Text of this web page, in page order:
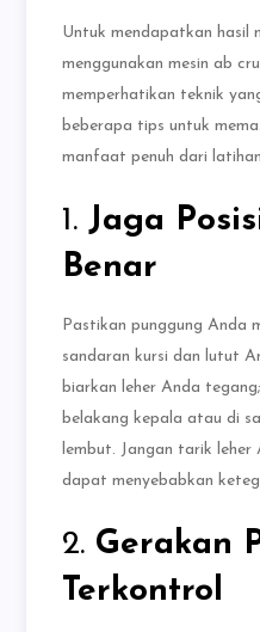
Untuk mendapatkan hasil
menggunakan mesin ab
memperhatikan teknik
beberapa tips untuk
manfaat penuh dari
1.Jaga
Benar
Pastikan punggung Anda
sandaran kursi dan lutut
biarkan leher Anda
belakang kepala atau di
lembut. Jangan tarik leher
dapat menyebabkan
2. Gerakan
Terkontrol